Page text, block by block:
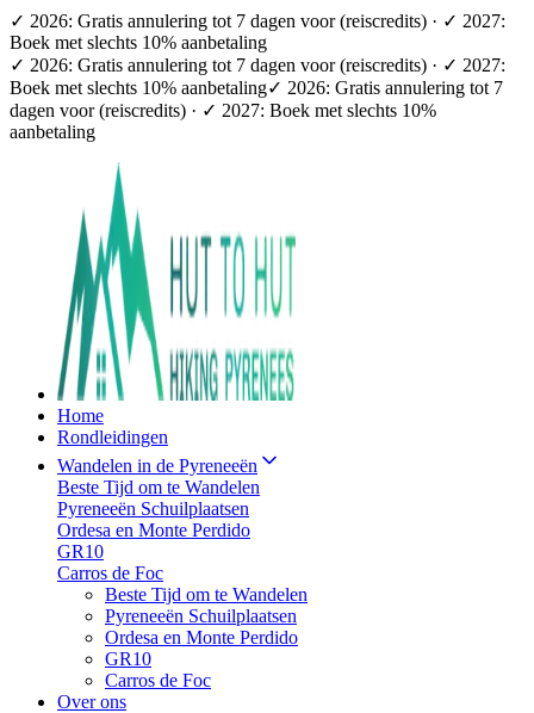
✓ 2026: Gratis annulering tot 7 dagen voor (reiscredits) · ✓ 2027:
Boek met slechts 10% aanbetaling
✓ 2026: Gratis annulering tot 7 dagen voor (reiscredits) · ✓ 2027:
Boek met slechts 10% aanbetaling✓ 2026: Gratis annulering tot 7
dagen voor (reiscredits) · ✓ 2027: Boek met slechts 10%
aanbetaling
Home
Rondleidingen
Wandelen in de Pyreneeën
Beste Tijd om te Wandelen
Pyreneeën Schuilplaatsen
Ordesa en Monte Perdido
GR10
Carros de Foc
Beste Tijd om te Wandelen
Pyreneeën Schuilplaatsen
Ordesa en Monte Perdido
GR10
Carros de Foc
Over ons